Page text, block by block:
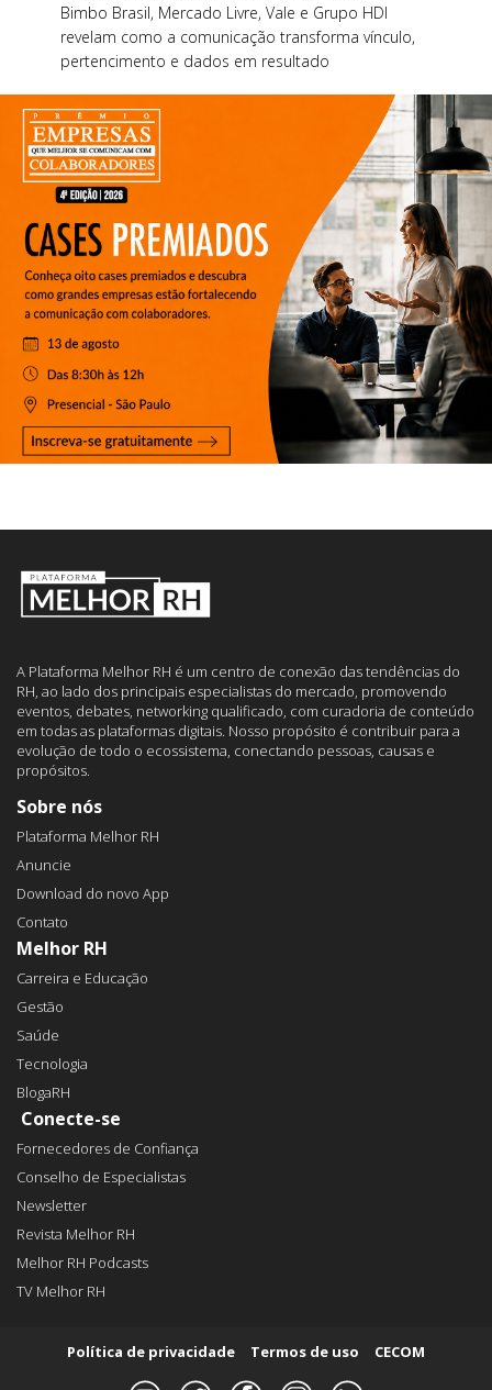
Bimbo Brasil, Mercado Livre, Vale e Grupo HDI
revelam como a comunicação transforma vínculo,
pertencimento e dados em resultado
A Plataforma Melhor RH é um centro de conexão das tendências do
RH, ao lado dos principais especialistas do mercado, promovendo
eventos, debates, networking qualificado, com curadoria de conteúdo
em todas as plataformas digitais. Nosso propósito é contribuir para a
evolução de todo o ecossistema, conectando pessoas, causas e
propósitos.
Sobre nós
Plataforma Melhor RH
Anuncie
Download do novo App
Contato
Melhor RH
Carreira e Educação
Gestão
Saúde
Tecnologia
BlogaRH
Conecte-se
Fornecedores de Confiança
Conselho de Especialistas
Newsletter
Revista Melhor RH
Melhor RH Podcasts
TV Melhor RH
Política de privacidade Termos de uso CECOM